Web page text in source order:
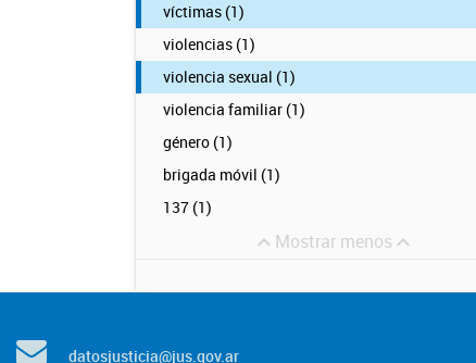
víctimas (1)
violencias (1)
violencia sexual (1)
violencia familiar (1)
género (1)
brigada móvil (1)
137 (1)
Mostrar menos
datosjusticia@jus.gov.ar